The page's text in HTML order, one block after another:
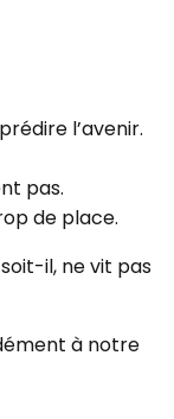
l’avenir.
pas.
de place.
il, ne vit pas
à notre